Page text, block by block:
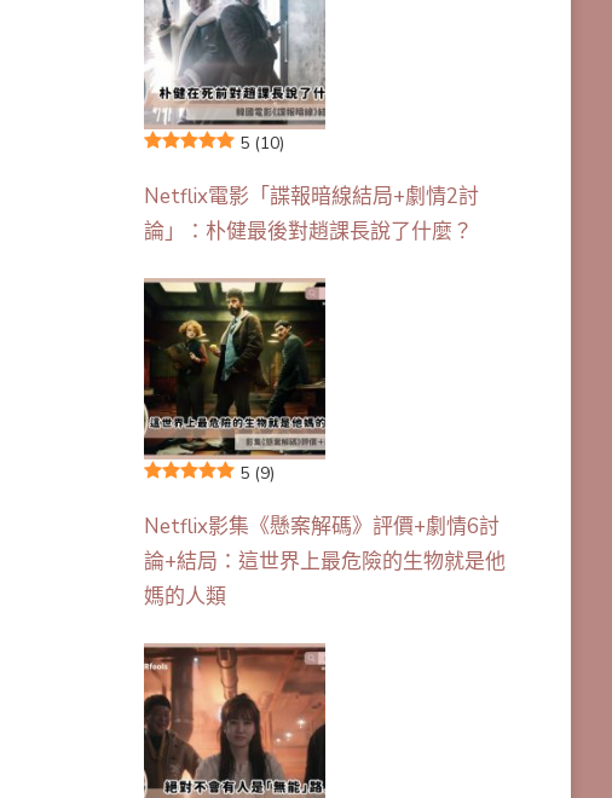
5 (10)
Netflix電影「諜報暗線結局+劇情2討
論」：朴健最後對趙課長說了什麼？
5 (9)
Netflix影集《懸案解碼》評價+劇情6討
論+結局：這世界上最危險的生物就是他
媽的人類